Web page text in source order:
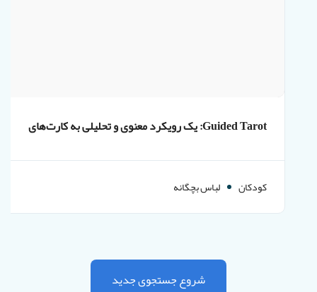
Guided Tarot: یک رویکرد معنوی و تحلیلی به کارت‌های
کودکان لباس بچگانه
شروع جستجوی جدید